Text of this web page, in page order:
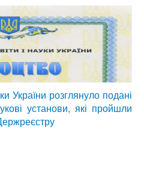
України розглянуло подані
установи, які пройшли